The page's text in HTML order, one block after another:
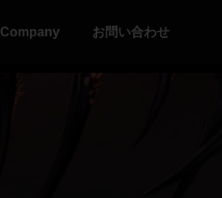
Company お問い合わせ